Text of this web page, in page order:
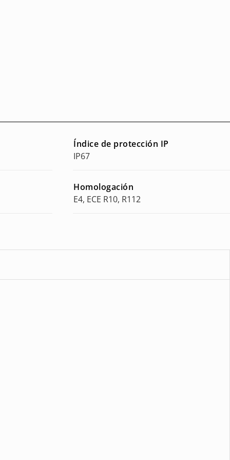
Índice de protección IP
IP67
Homologación
E4, ECE R10, R112